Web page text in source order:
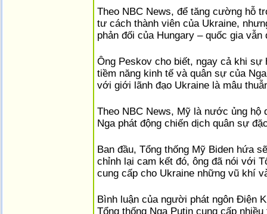
Theo NBC News, để tăng cường hỗ
tư cách thành viên của Ukraine,
phản đối của Hungary – quốc gia
Ông Peskov cho biết, ngay cả khi
tiềm năng kinh tế và quân sự của
với giới lãnh đạo Ukraine là mâu
Theo NBC News, Mỹ là nước ủng
Nga phát động chiến dịch quân sự
Ban đầu, Tổng thống Mỹ Biden hứa
chỉnh lại cam kết đó, ông đã nói với
cung cấp cho Ukraine những vũ khí
Bình luận của người phát ngôn Điện
Tổng thống Nga Putin cung cấp